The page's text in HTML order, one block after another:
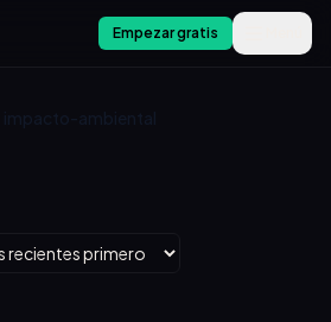
Empezar gratis
impacto-ambiental